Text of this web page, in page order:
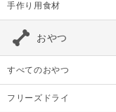
手作り用食材
おやつ
すべてのおやつ
フリーズドライ